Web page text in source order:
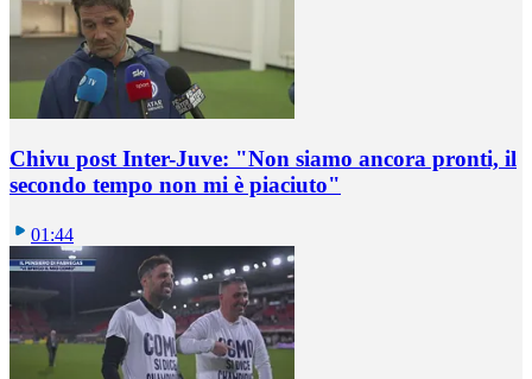
Chivu post Inter-Juve: "Non siamo ancora pronti, il
secondo tempo non mi è piaciuto"
01:44